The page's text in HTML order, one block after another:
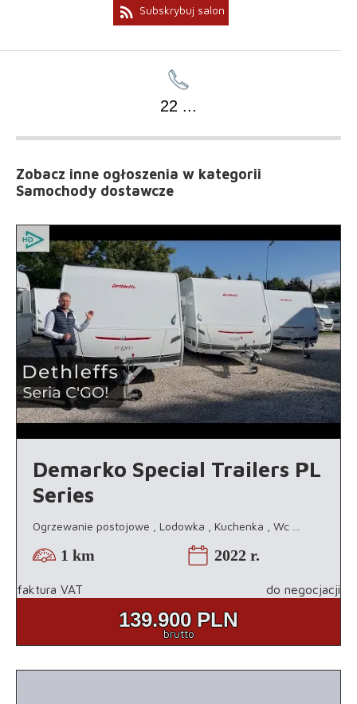
rss_feed Subskrybuj salon
22 ...
Zobacz inne ogłoszenia w kategorii
Samochody dostawcze
Demarko Special Trailers PL
Series
Ogrzewanie postojowe , Lodowka , Kuchenka , Wc ...
1 km 2022 r.
faktura VAT do negocjacji
139.900 PLN
brutto